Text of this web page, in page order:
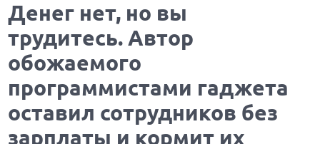
Денег нет, но вы
трудитесь. Автор
обожаемого
программистами гаджета
оставил сотрудников без
зарплаты и кормит их